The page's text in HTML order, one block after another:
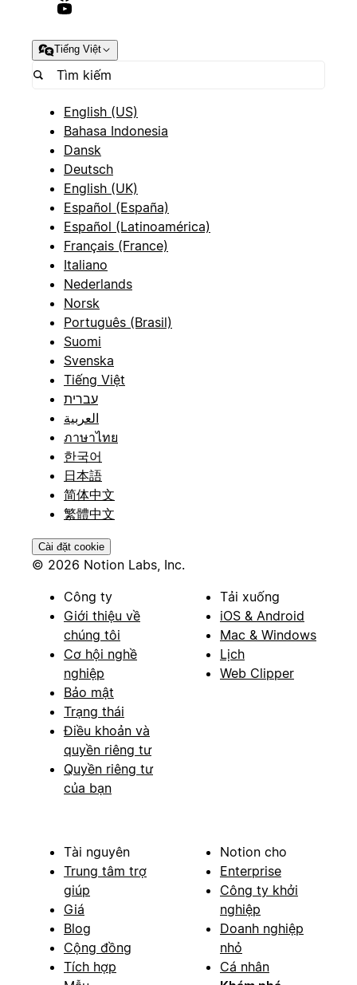
Tiếng Việt
English (US)
Bahasa Indonesia
Dansk
Deutsch
English (UK)
Español (España)
Español (Latinoamérica)
Français (France)
Italiano
Nederlands
Norsk
Português (Brasil)
Suomi
Svenska
Tiếng Việt
עברית
العربية
ภาษาไทย
한국어
日本語
简体中文
繁體中文
Cài đặt cookie
© 2026 Notion Labs, Inc.
Công ty
Giới thiệu về
chúng tôi
Cơ hội nghề
nghiệp
Bảo mật
Trạng thái
Điều khoản và
quyền riêng tư
Quyền riêng tư
của bạn
Tải xuống
iOS & Android
Mac & Windows
Lịch
Web Clipper
Tài nguyên
Trung tâm trợ
giúp
Giá
Blog
Cộng đồng
Tích hợp
Notion cho
Enterprise
Công ty khởi
nghiệp
Doanh nghiệp
nhỏ
Cá nhân